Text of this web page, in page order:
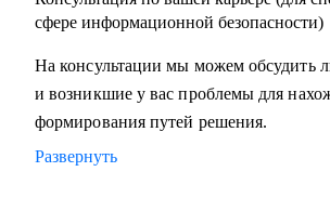
сфере информационной безопасности)
На консультации мы можем обсудить
и возникшие у вас проблемы для
формирования путей решения.
Развернуть